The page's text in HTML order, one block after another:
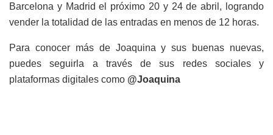
Barcelona y Madrid el próximo 20 y 24 de abril, logrando
vender la totalidad de las entradas en menos de 12 horas.
Para conocer más de Joaquina y sus buenas nuevas,
puedes seguirla a través de sus redes sociales y
plataformas digitales como @Joaquina